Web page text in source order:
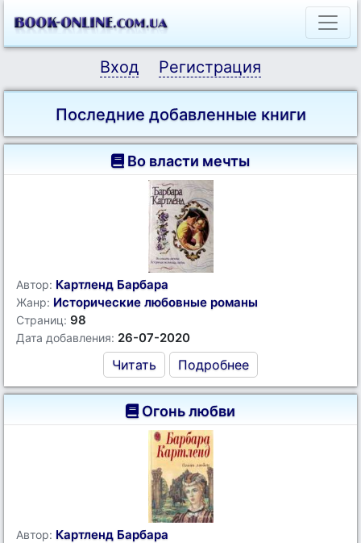
Вход Регистрация
Последние добавленные книги
Во власти мечты
Автор: Картленд Барбара
Жанр: Исторические любовные романы
Страниц: 98
Дата добавления: 26-07-2020
Читать Подробнее
Огонь любви
Автор: Картленд Барбара